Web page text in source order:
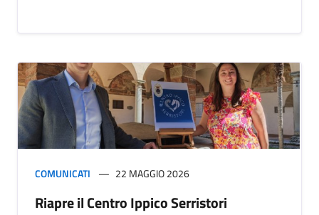
COMUNICATI 22 MAGGIO 2026
Riapre il Centro Ippico Serristori